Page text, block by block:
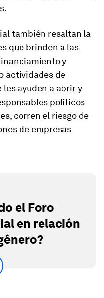
también resaltan la
que brinden a las
y
actividades de
ayuden a abrir y
políticos
corren el riesgo de
de empresas
el Foro
en relación